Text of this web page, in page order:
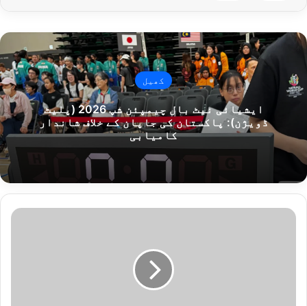
کھیل
ایشیائی نیٹ بال چیمپئن شپ 2026 (پلیٹ
ڈویژن): پاکستان کی جاپان کے خلاف شاندار
کامیابی
پ